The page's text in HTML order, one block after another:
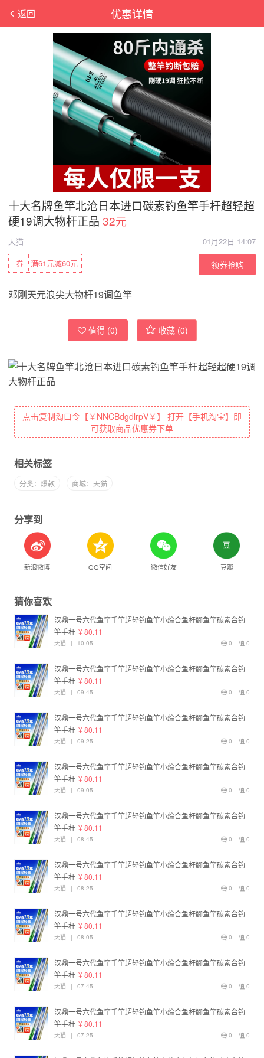
优惠详情
返回
十大名牌鱼竿北沧日本进口碳素钓鱼竿手杆超轻超
硬19调大物杆正品 32元
天猫
01月22日 14:07
满61元减60元
券 领券抢购
邓刚天元浪尖大物杆19调鱼竿
值得 (0) 收藏 (0)
点击复制淘口令【￥NNCBdgdlrpV￥】 打开【手机淘宝】即
可获取商品优惠券下单
相关标签
分类：爆款 商城：天猫
分享到
新浪微博 QQ空间 微信好友 豆瓣
猜你喜欢
汉鼎一号六代鱼竿手竿超轻钓鱼竿小综合鱼杆鲫鱼竿碳素台钓
竿手杆 ¥ 80.11
0
0
天猫 | 10:05
汉鼎一号六代鱼竿手竿超轻钓鱼竿小综合鱼杆鲫鱼竿碳素台钓
竿手杆 ¥ 80.11
0
0
天猫 | 09:45
汉鼎一号六代鱼竿手竿超轻钓鱼竿小综合鱼杆鲫鱼竿碳素台钓
竿手杆 ¥ 80.11
0
0
天猫 | 09:25
汉鼎一号六代鱼竿手竿超轻钓鱼竿小综合鱼杆鲫鱼竿碳素台钓
竿手杆 ¥ 80.11
0
0
天猫 | 09:05
汉鼎一号六代鱼竿手竿超轻钓鱼竿小综合鱼杆鲫鱼竿碳素台钓
竿手杆 ¥ 80.11
0
0
天猫 | 08:45
汉鼎一号六代鱼竿手竿超轻钓鱼竿小综合鱼杆鲫鱼竿碳素台钓
竿手杆 ¥ 80.11
0
0
天猫 | 08:25
汉鼎一号六代鱼竿手竿超轻钓鱼竿小综合鱼杆鲫鱼竿碳素台钓
竿手杆 ¥ 80.11
0
0
天猫 | 08:05
汉鼎一号六代鱼竿手竿超轻钓鱼竿小综合鱼杆鲫鱼竿碳素台钓
竿手杆 ¥ 80.11
0
0
天猫 | 07:45
汉鼎一号六代鱼竿手竿超轻钓鱼竿小综合鱼杆鲫鱼竿碳素台钓
竿手杆 ¥ 80.11
0
0
天猫 | 07:25